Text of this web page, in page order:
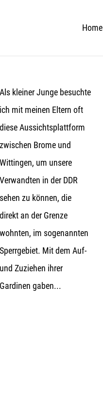
Home
Als kleiner Junge besuchte
ich mit meinen Eltern oft
diese Aussichtsplattform
zwischen Brome und
Wittingen, um unsere
Verwandten in der DDR
sehen zu können, die
direkt an der Grenze
wohnten, im sogenannten
Sperrgebiet. Mit dem Auf-
und Zuziehen ihrer
Gardinen gaben...